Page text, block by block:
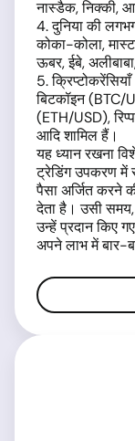
नास्डैक, निक्की,
4. दुनिया की
कोका-कोला,
ऊबर, ईबे,
5.
बिटकॉइन (BTC/
(ETH/USD),
आदि शामिल हैं।
यह ध्यान रखना
ट्रेडिंग उपकरण में
पैसा अर्जित करने
देता है। उसी
उन्हें प्रदान किए
अपने लाभ में बार-